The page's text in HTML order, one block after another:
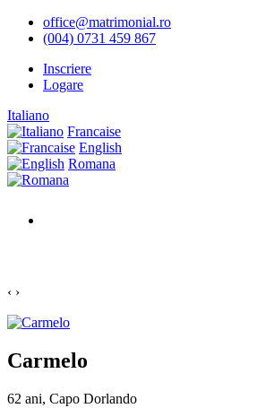
office@matrimonial.ro
(004) 0731 459 867
Inscriere
Logare
Italiano
Francaise
English
Romana
‹ ›
Carmelo
62 ani, Capo Dorlando